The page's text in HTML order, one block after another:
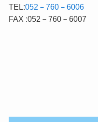
TEL:052－760－6006
FAX :052－760－6007